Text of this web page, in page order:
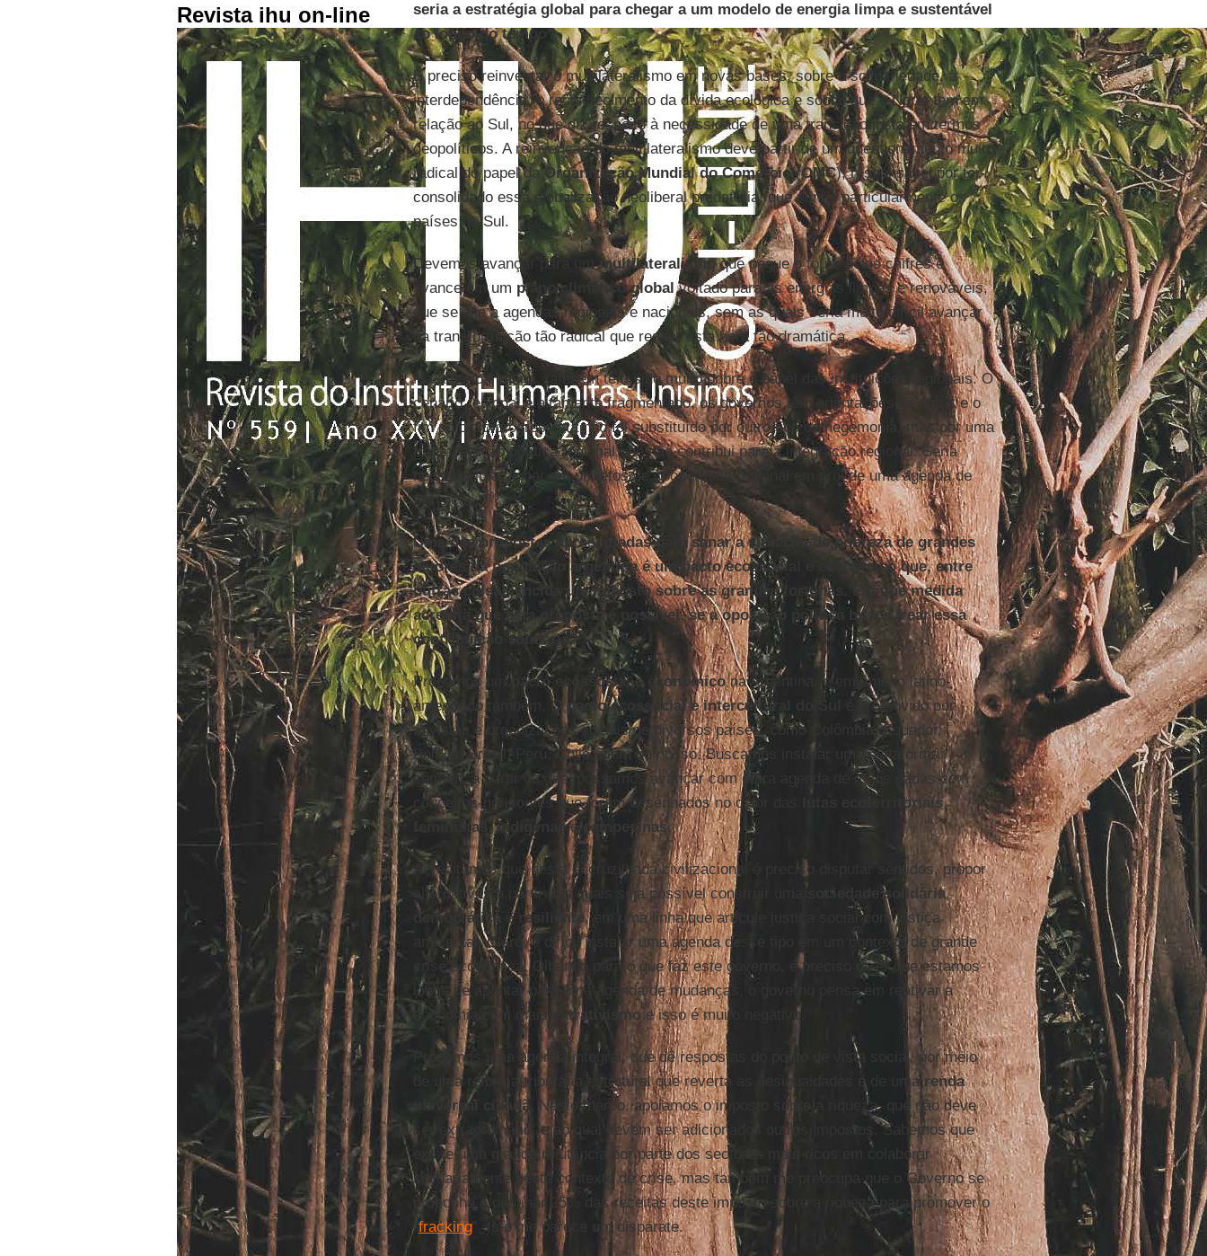
Revista ihu on-line
seria a estratégia global para chegar a um modelo de energia limpa e sustentável
ao longo do tempo?
É preciso reinventar o multilateralismo em novas bases, sobre a solidariedade, a
interdependência, o reconhecimento da dívida ecológica e social que o Norte tem em
relação ao Sul, no que diz respeito à necessidade de uma transição justa em termos
geopolíticos. A reinvenção do multilateralismo deve partir de um questionamento muito
radical do papel daOrganização Mundial do Comércio(OMC), responsável por ter
consolidado essa globalização neoliberal predatória, que atinge particularmente os
países do Sul.
Devemos avançar para ummultilateralismoque pegue o touro pelos chifres e
avance em um plano climático globalvoltado para as energias limpas e renováveis,
que se alie a agendas regionais e nacionais, sem as quais seria muito difícil avançar
na transformação tão radical que requer esta hora tão dramática.
Na América Latina, também tem sido muito pobre o papel das instituições regionais. O
cenário regional é altamente fragmentado, os governos têm orientações distintas e o
fim do ciclo progressista não foi substituído por outro tipo de hegemonia, mas por uma
fragmentação política regional que não contribui para a integração regional. Seria
necessário avançar em projetos de cooperação regional em prol de uma agenda de
transição.
Uma das propostas apresentadas para sanar a situação de pobreza de grandes
setores da população argentina é um pacto ecossocial e econômico que, entre
outras coisas, inclua um imposto sobre as grandes fortunas. Em que medida
acredita que esta proposta é possível, se a oposição política busca frear essa
contribuição solidária?
Propomos umpacto ecossocial e econômicona Argentina, e em âmbito latino-
americano também. Opacto ecossocial e intercultural
é promovido por
ativistas e organizações sociais de diversos países, como Colômbia, Equador,
Bolívia, Brasil, Peru, Chile, além do nosso. Buscamos instalar uma plataforma
comum, a partir da qual possamos avançar com outra agenda de mãos dadas com
conceitos-horizontes que foram desenhados no calor das
lutas ecoterritoriais,
feministas
,indígenasecampesinas.
Acreditamos que nesta encruzilhada civilizacional é preciso disputar sentidos, propor
alternativas a partir das quais seja possível construir uma
sociedade solidária,
democrática
e resiliente, em uma linha que articule justiça social com justiça
ambiental. Claro, é difícil instalar uma agenda desse tipo em um contexto de grande
crise econômica. Olhando para o que faz este governo, é preciso dizer que estamos
longe de apontar para uma agenda de mudanças, o governo pensa em reativar a
economia com mais
extrativismoe isso é muito negativo.
Propomos uma agenda integral, que dê respostas do ponto de vista social, por meio
de uma reforma tributária estrutural que reverta as desigualdades e de umarenda
universal cidadã
. Neste marco, apoiamos o imposto sobre a riqueza, que não deve
ser extraordinário, e ao qual devem ser adicionados outros impostos. Sabemos que
existe uma grande relutância por parte dos sectores mais ricos em colaborar
solidariamente neste contexto de crise, mas também me preocupa que o Governo se
proponha a destinar 25% das receitas deste imposto sobre a riqueza para promover o
“ fracking”. Isto me parece um disparate.